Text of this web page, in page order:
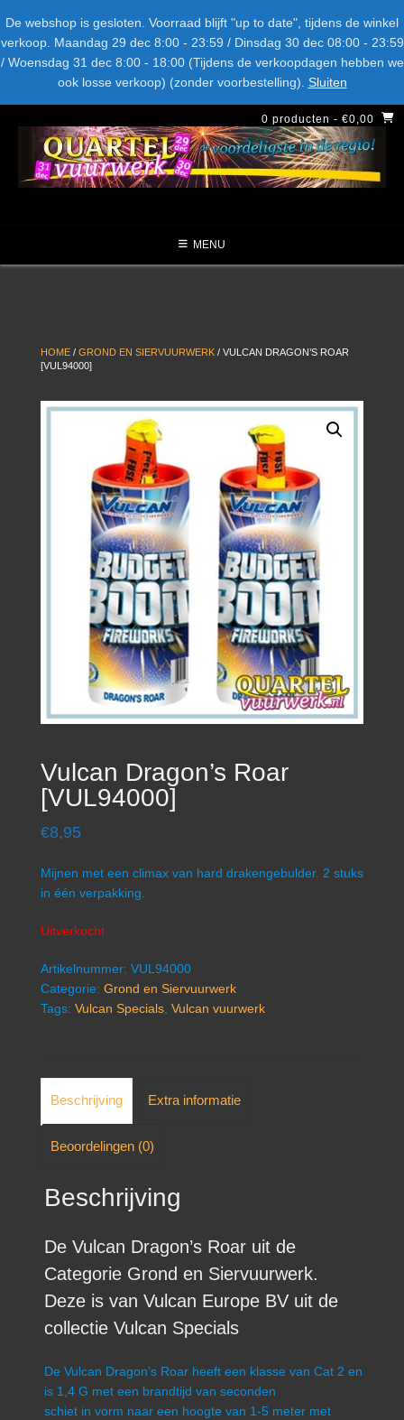
De webshop is gesloten. Voorraad blijft "up to date", tijdens de winkel
verkoop. Maandag 29 dec 8:00 - 23:59 / Dinsdag 30 dec 08:00 - 23:59
/ Woensdag 31 dec 8:00 - 18:00 (Tijdens de verkoopdagen hebben we
ook losse verkoop) (zonder voorbestelling). Sluiten
naar
inhoud
LEVERANCIERS TYPE AANBIEDINGEN CATEGORIE
NIEUW DIT JAAR
MENU
0 producten - €0,00
HOME / GROND EN SIERVUURWERK / VULCAN DRAGON’S ROAR
[VUL94000]
Vulcan Dragon’s Roar
[VUL94000]
€8,95
Mijnen met een climax van hard drakengebulder. 2 stuks
in één verpakking.
Uitverkocht
Artikelnummer: VUL94000
Categorie: Grond en Siervuurwerk
Tags: Vulcan Specials Vulcan vuurwerk
Beschrijving Extra informatie
Beoordelingen (0)
Beschrijving
De Vulcan Dragon’s Roar uit de
Categorie Grond en Siervuurwerk.
Deze is van Vulcan Europe BV uit de
collectie Vulcan Specials
De Vulcan Dragon’s Roar heeft een klasse van Cat 2 en
is 1,4 G met een brandtijd van seconden
schiet in vorm naar een hoogte van 1-5 meter met